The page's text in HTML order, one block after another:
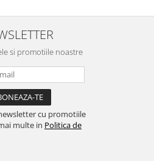
si promotiile noastre
cu promotiile
multe in Politica de